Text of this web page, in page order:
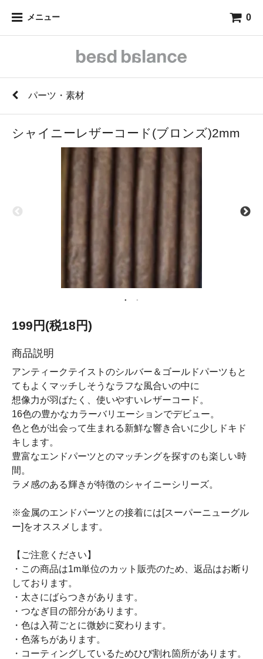
メニュー 0
パーツ・素材
シャイニーレザーコード(ブロンズ)2mm
199円(税18円)
商品説明
アンティークテイストのシルバー＆ゴールドパーツもと
てもよくマッチしそうなラフな風合いの中に
想像力が羽ばたく、使いやすいレザーコード。
16色の豊かなカラーバリエーションでデビュー。
色と色が出会って生まれる新鮮な響き合いに少しドキド
キします。
豊富なエンドパーツとのマッチングを探すのも楽しい時
間。
ラメ感のある輝きが特徴のシャイニーシリーズ。
※金属のエンドパーツとの接着には[スーパーニューグル
ー]をオススメします。
【ご注意ください】
・この商品は1m単位のカット販売のため、返品はお断り
しております。
・太さにばらつきがあります。
・つなぎ目の部分があります。
・色は入荷ごとに微妙に変わります。
・色落ちがあります。
・コーティングしているためひび割れ箇所があります。